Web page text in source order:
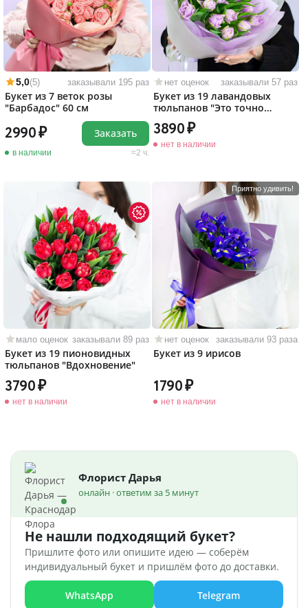
5,0(5) заказывали 195 раз
Букет из 7 веток розы
"Барбадос" 60 см
2990
в наличии 2 ч.
Заказать
нет оценок заказывали 57 раз
Букет из 19 лавандовых
тюльпанов "Это точно
любовь!"
3890
нет в наличии
мало оценок заказывали 89 раз
Букет из 19 пионовидных
тюльпанов "Вдохновение"
3790
нет в наличии
Приятно удивить!
нет оценок заказывали 93 раза
Букет из 9 ирисов
1790
нет в наличии
Флорист Дарья
онлайн · ответим за 5 минут
Не нашли подходящий букет?
Пришлите фото или опишите идею — соберём
индивидуальный букет и пришлём фото до доставки.
WhatsApp Telegram